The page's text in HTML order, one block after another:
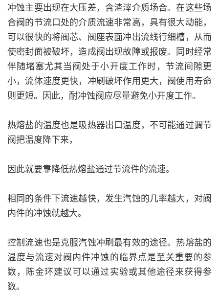
冲蚀主要出现在大压差，含渣滓介质场合。在这些场
合阀的节流口处的介质流速非常高，具有很大动能，
可以很快的将阀芯、阀座表面冲出流线行细槽，从而
使密封面被破坏，造成阀出现故障或报废。同时经常
伴随堵塞尤其当阀处于小开度工作时，节流间隙更
小，流体速度更快，冲刷破坏作用更大，阀使用寿命
则更短。因此，耐冲蚀阀应尽量避免小开度工作。
热熔盐的温度也是吸热器出口温度，不可能通过调节
阀把温度降下来，
因此就要靠降低热熔盐通过节流件的流速。
相同的条件下流速越快，发生汽蚀的几率越大，对阀
内件的冲蚀就越大。
控制流速也是克服汽蚀冲刷最有效的途径。热熔盐的
温度与流速对阀内件冲蚀的临界点是至关重要的参
数，陈金环建议可以通过实验或其他途径来获得参
数。